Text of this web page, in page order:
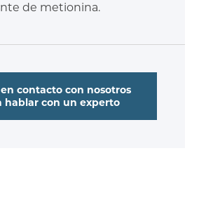
de metionina.
contacto con nosotros
hablar con un experto